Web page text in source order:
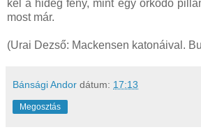
kel a hideg fény, mint egy őrködő
most már.
(Urai Dezső: Mackensen katonáival.
Bánsági Andor dátum: 17:13
Megosztás